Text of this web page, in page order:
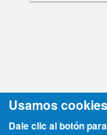
Sitio en
Usamos
Dale clic al botón